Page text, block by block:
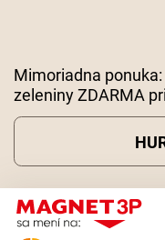
Mimoriadna
zeleniny ZDARMA